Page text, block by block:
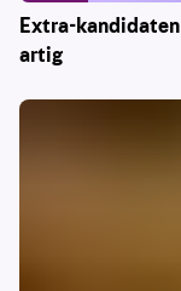
Extra-
artig